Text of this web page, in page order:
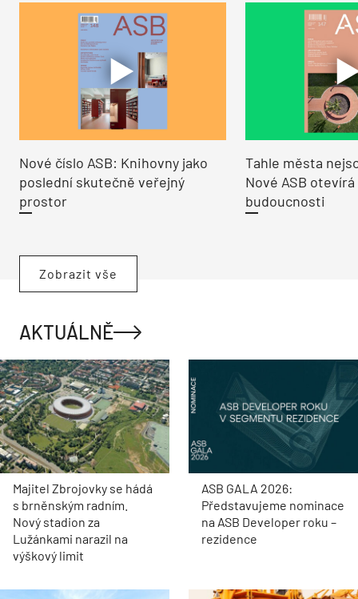
Nové číslo ASB: Knihovny jako
poslední skutečně veřejný
prostor
Tahle města
Nové ASB
budoucnosti
Zobrazit vše
AKTUÁLNĚ
Majitel Zbrojovky se hádá
s brněnským radním.
Nový stadion za
Lužánkami narazil na
výškový limit
ASB GALA 2026:
Představujeme nominace
na ASB Developer roku –
rezidence